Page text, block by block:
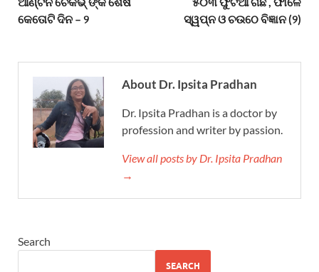
କେତୋଟି ଦିନ – ୨
ସ୍ୱପ୍ନ ଓ ଚଉଠେ ବିଜ୍ଞାନ (୨)
About Dr. Ipsita Pradhan
Dr. Ipsita Pradhan is a doctor by
profession and writer by passion.
View all posts by Dr. Ipsita Pradhan
→
Search
SEARCH